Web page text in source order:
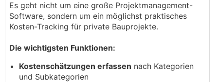
Es geht nicht um eine große Projektmanagement-
Software, sondern um ein möglichst praktisches
Kosten-Tracking für private Bauprojekte.
Die wichtigsten Funktionen:
Kostenschätzungen erfassen nach Kategorien
und Subkategorien